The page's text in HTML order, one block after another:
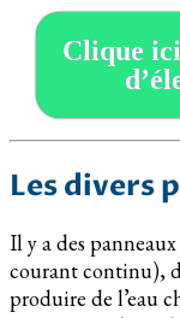
Clique
Les divers
Il y a des
courant continu),
produire de l’eau